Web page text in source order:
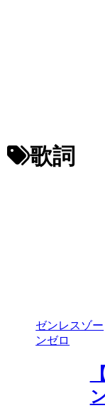
歌詞
ゼンレスゾー
ンゼロ